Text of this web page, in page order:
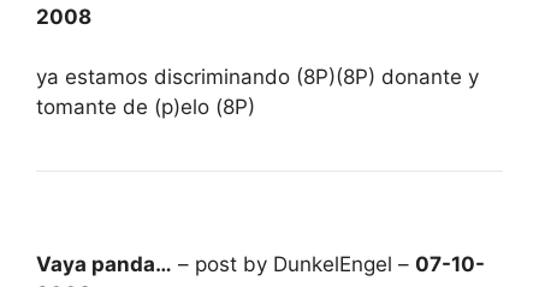
2008
ya estamos discriminando (8P)(8P) donante y
tomante de (p)elo (8P)
Vaya panda… – post by DunkelEngel – 07-10-